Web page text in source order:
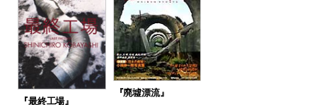
『最終工場』
『廃墟漂流』